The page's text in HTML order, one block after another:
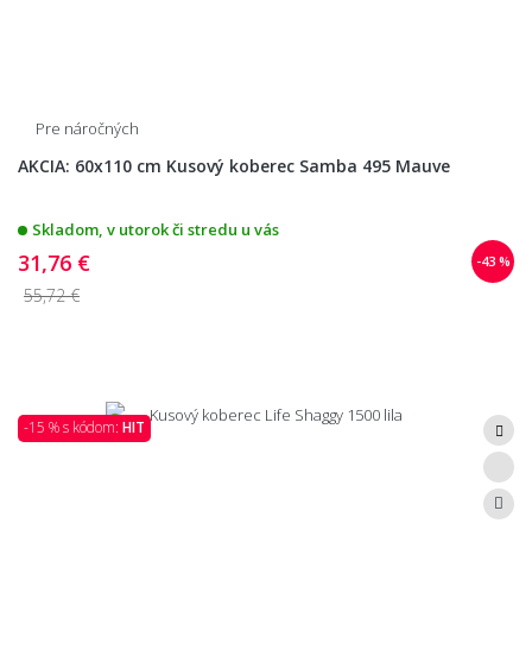
Pre náročných
AKCIA: 60x110 cm Kusový koberec Samba 495 Mauve
Skladom, v utorok či stredu u vás
-43 %
31,76 €
55,72 €
-15 % s kódom: HIT